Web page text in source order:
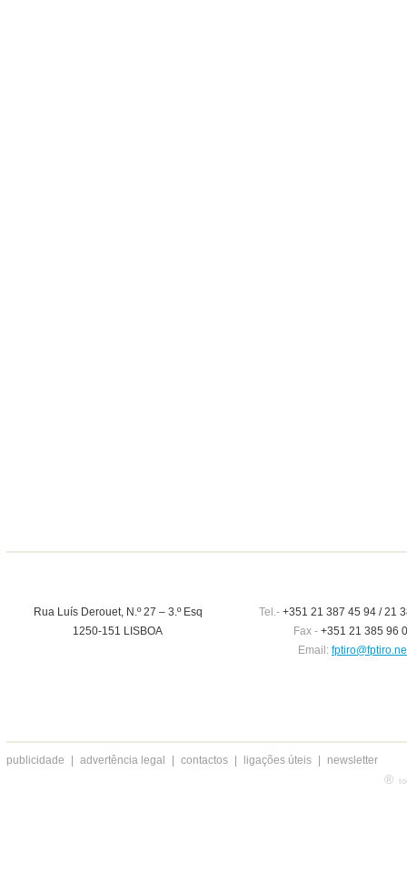
Rua Luís Derouet, N.º 27 – 3.º Esq
1250-151 LISBOA
Tel.-+351 21 387 45 94 / 21
Fax - +351 21 385 96
Email:
publicidade advertência legal contactos ligações úteis newsletter
®